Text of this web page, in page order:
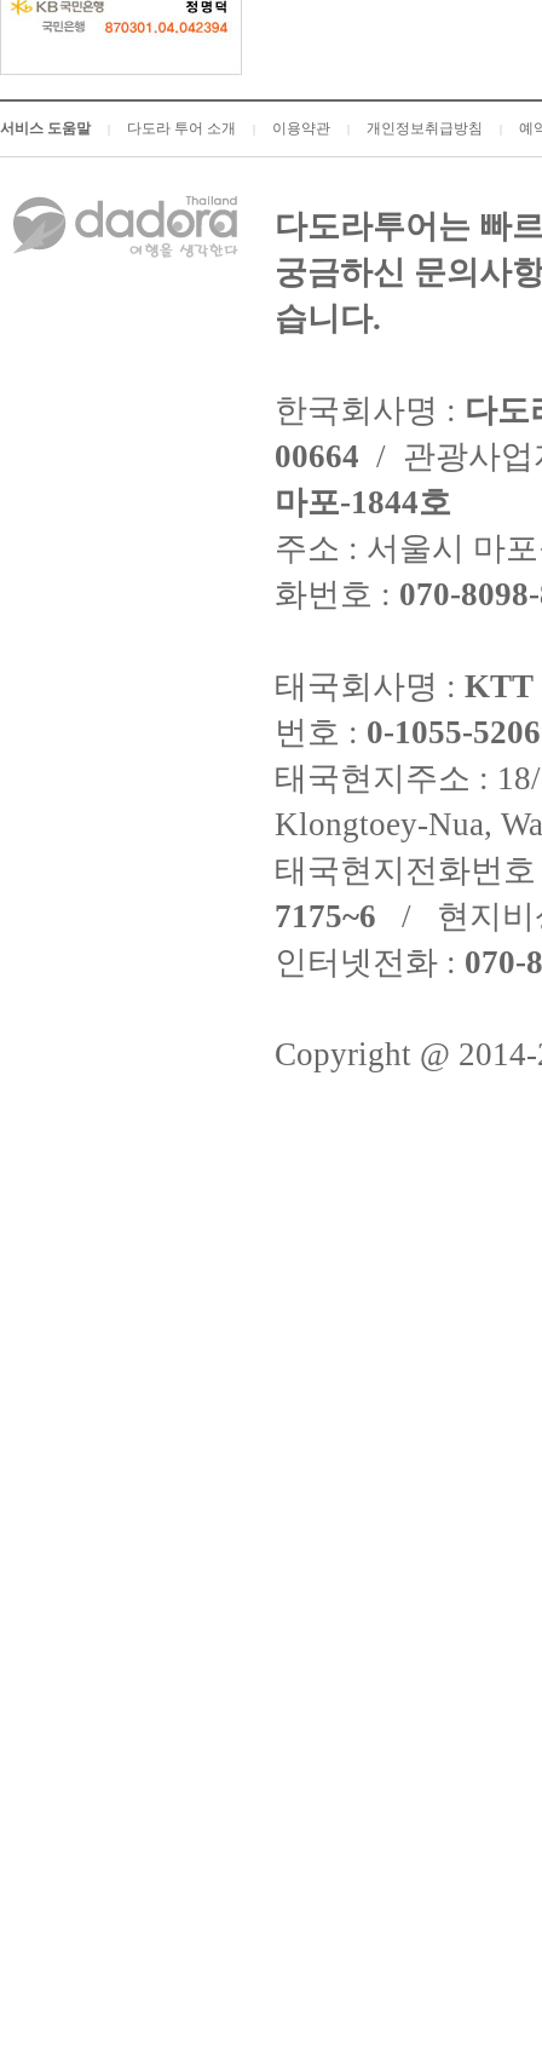
서비스 도움말 다도라 투어 소개 이용약관 개인정보취급방침 예
다도라투어는 빠
궁금하신 문의사
습니다.
한국회사명 : 다도
00664 / 관광사
마포-1844호
주소 : 서울시 마
화번호 : 070-
태국회사명 : KTT
번호 : 0-1055-
태국현지주소 :
Klongtoey-Nua,
태국현지전화번
7175~6 / 현지비
인터넷전화 : 070-
Copyright @